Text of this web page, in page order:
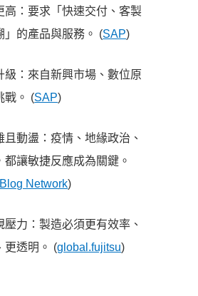
高：要求「快速交付、客製
」的產品與服務。 (SAP)
級：來自新興市場、數位原
戰。 (SAP)
且動盪：疫情、地緣政治、
都讓敏捷反應成為關鍵。
Network)
壓力：製造必須更有效率、
更透明。 (global.fujitsu)